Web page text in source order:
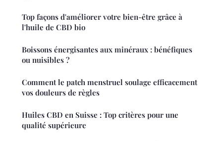
Top façons d'améliorer votre bien-être grâce à
l'huile de CBD bio
Boissons énergisantes aux minéraux : bénéfiques
ou nuisibles ?
Comment le patch menstruel soulage efficacement
vos douleurs de règles
Huiles CBD en Suisse : Top critères pour une
qualité supérieure